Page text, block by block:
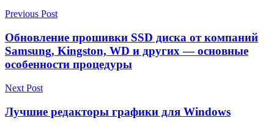
Previous Post
Обновление прошивки SSD диска от компаний
Samsung, Kingston, WD и других — основные
особенности процедуры
Next Post
Лучшие редакторы графики для Windows